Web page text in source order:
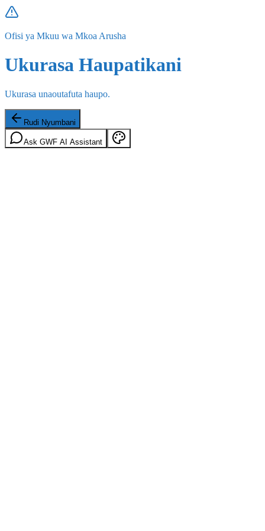
Ofisi ya Mkuu wa Mkoa Arusha
Ukurasa Haupatikani
Ukurasa unaoutafuta haupo.
Rudi Nyumbani
Ask GWF AI Assistant